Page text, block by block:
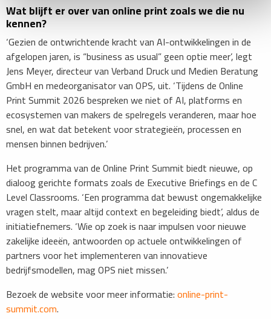
Wat blijft er over van online print zoals we die nu
kennen?
‘Gezien de ontwrichtende kracht van AI-ontwikkelingen in de
afgelopen jaren, is “business as usual” geen optie meer’, legt
Jens Meyer, directeur van Verband Druck und Medien Beratung
GmbH en medeorganisator van OPS, uit. ‘Tijdens de Online
Print Summit 2026 bespreken we niet of AI, platforms en
ecosystemen van makers de spelregels veranderen, maar hoe
snel, en wat dat betekent voor strategieën, processen en
mensen binnen bedrijven.’
Het programma van de Online Print Summit biedt nieuwe, op
dialoog gerichte formats zoals de Executive Briefings en de C
Level Classrooms. ‘Een programma dat bewust ongemakkelijke
vragen stelt, maar altijd context en begeleiding biedt’, aldus de
initiatiefnemers. ‘Wie op zoek is naar impulsen voor nieuwe
zakelijke ideeën, antwoorden op actuele ontwikkelingen of
partners voor het implementeren van innovatieve
bedrijfsmodellen, mag OPS niet missen.’
Bezoek de website voor meer informatie:online-print-
summit.com.